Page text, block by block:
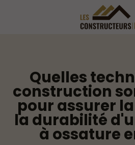
Quelles
construction
pour assurer
la durabilité
à ossature